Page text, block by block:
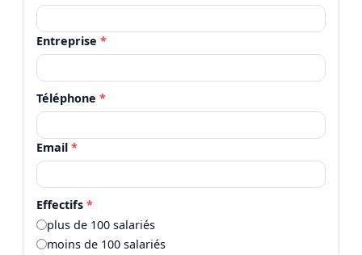
Entreprise *
Téléphone *
Email *
Effectifs *
plus de 100 salariés
moins de 100 salariés